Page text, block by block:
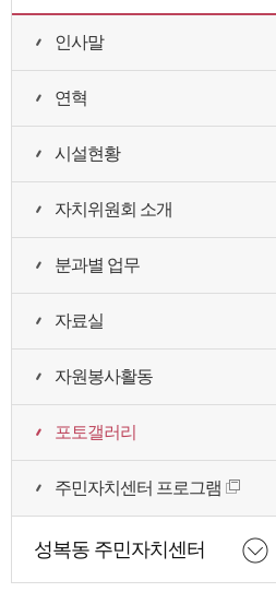
인사말
연혁
시설현황
자치위원회 소개
분과별 업무
자료실
자원봉사활동
포토갤러리
주민자치센터 프로그램
성복동 주민자치센터